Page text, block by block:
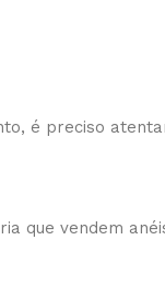
é preciso
que vendem